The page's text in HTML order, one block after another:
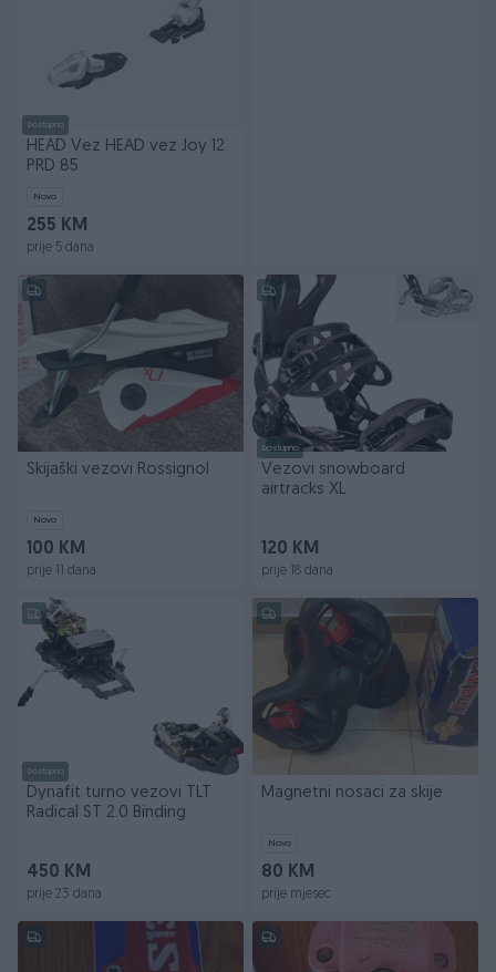
Dostupno
HEAD Vez HEAD vez Joy 12
PRD 85
Novo
255 KM
prije 5 dana
Skijaški vezovi Rossignol
Novo
100 KM
prije 11 dana
Dostupno
Vezovi snowboard
airtracks XL
120 KM
prije 18 dana
Dostupno
Dynafit turno vezovi TLT
Radical ST 2.0 Binding
450 KM
prije 23 dana
Magnetni nosaci za skije
Novo
80 KM
prije mjesec